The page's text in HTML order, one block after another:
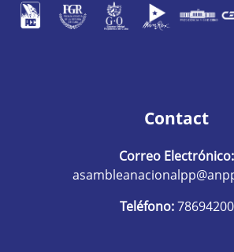
Contact
Correo Electrónico:
Teléfono:78694200